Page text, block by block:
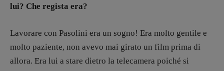
lui? Che regista era?
Lavorare con Pasolini era un sogno! Era molto gentile e
molto paziente, non avevo mai girato un film prima di
allora. Era lui a stare dietro la telecamera poiché si